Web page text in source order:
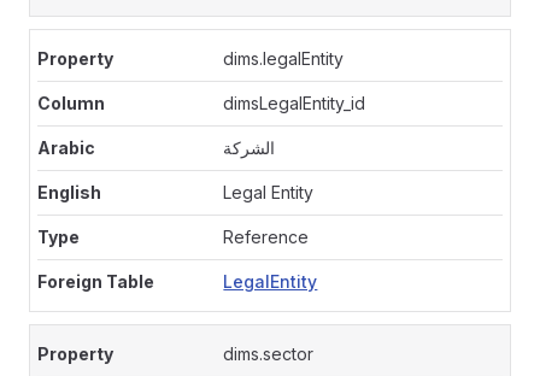
dims.legalEntity
dimsLegalEntity_id
الشركة
Legal Entity
Reference
LegalEntity
dims.sector